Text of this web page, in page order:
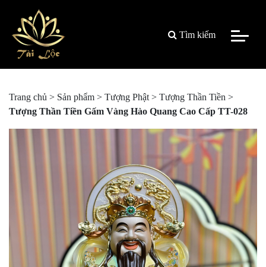
Tìm kiếm
Trang chủ > Sản phẩm > Tượng Phật > Tượng Thần Tiền >
Tượng Thần Tiền Gấm Vàng Hào Quang Cao Cấp TT-028